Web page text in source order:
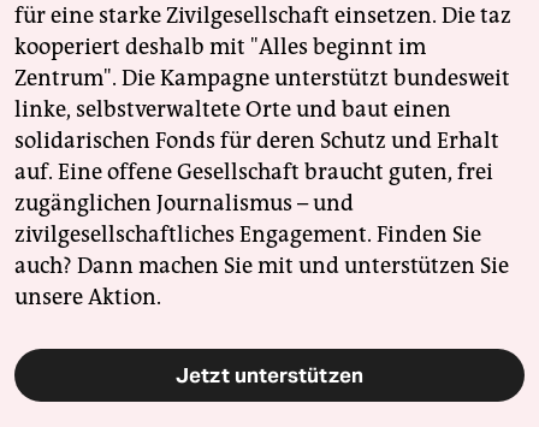
für eine starke Zivilgesellschaft einsetzen. Die taz
kooperiert deshalb mit "Alles beginnt im
Zentrum". Die Kampagne unterstützt bundesweit
linke, selbstverwaltete Orte und baut einen
solidarischen Fonds für deren Schutz und Erhalt
auf. Eine offene Gesellschaft braucht guten, frei
zugänglichen Journalismus – und
zivilgesellschaftliches Engagement. Finden Sie
auch? Dann machen Sie mit und unterstützen Sie
unsere Aktion.
Jetzt unterstützen